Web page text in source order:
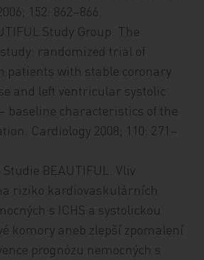
152: 862–866.
Study Group. The
randomized trial of
patients with stable coronary
and left ventricular systolic
baseline characteristics of the
Cardiology 2008; 110: 271–
BEAUTIFUL. Vliv
riziko kardiovaskulárních
s ICHS a systolickou
komory aneb zlepší zpomalení
prognózu nemocných s